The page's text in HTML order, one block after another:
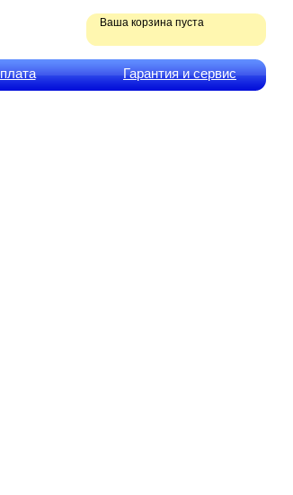
Ваша корзина пуста
Гарантия и сервис